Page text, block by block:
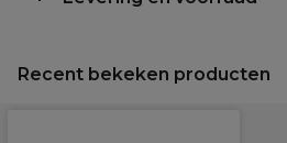
Recent bekeken producten